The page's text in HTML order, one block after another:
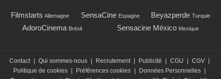
Filmstarts Allemagne SensaCine Espagne Beyazperde Turquie
AdoroCinema Brésil Sensacine México Mexique
Contact Qui sommes-nous Recrutement Publicité CGU CGV
Politique de cookies
Préférences cookies Données Personnelles